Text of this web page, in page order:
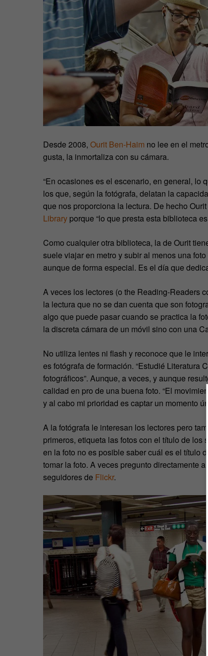
Desde 2008, Ourit Ben-Haim no lee en el
gusta, la inmortaliza con su cámara.
“En ocasiones es el escenario, en general, lo
los que, según la fotógrafa, delatan la
que nos proporciona la lectura. De hecho
Library porque “lo que presta esta biblioteca
Como cualquier otra biblioteca, la de Ourit
suele viajar en metro y subir al menos una
aunque de forma especial. Es el día que
A veces los lectores (o the Reading-Readers
la lectura que no se dan cuenta que son
algo que puede pasar cuando se practica la
la discreta cámara de un móvil sino con una
No utiliza lentes ni flash y reconoce que le
es fotógrafa de formación. “Estudié Literatura
fotográficos”. Aunque, a veces, y aunque
calidad en pro de una buena foto. “El
y al cabo mi prioridad es captar un momento
A la fotógrafa le interesan los lectores pero
primeros, etiqueta las fotos con el título de los
en la foto no es posible saber cuál es el título
tomar la foto. A veces pregunto directamente
seguidores de Flickr.